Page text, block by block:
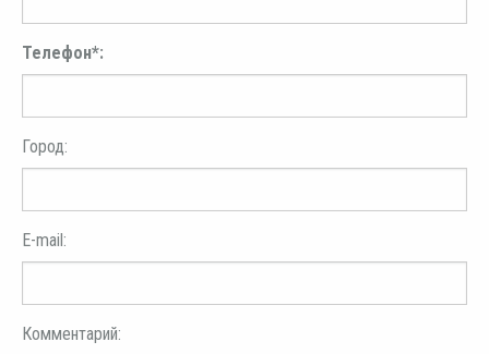
Телефон*:
Город:
E-mail:
Комментарий: